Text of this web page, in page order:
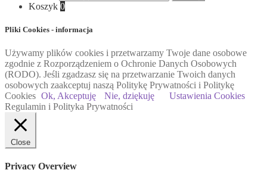
Koszyk 0
Pliki Cookies - informacja
Używamy plików cookies i przetwarzamy Twoje dane osobowe
zgodnie z Rozporządzeniem o Ochronie Danych Osobowych
(RODO). Jeśli zgadzasz się na przetwarzanie Twoich danych
osobowych zaakceptuj naszą Politykę Prywatności i Politykę
Cookies Ok, Akceptuję Nie, dziękuję
Ustawienia Cookies
Regulamin i Polityka Prywatności
Close
Privacy Overview